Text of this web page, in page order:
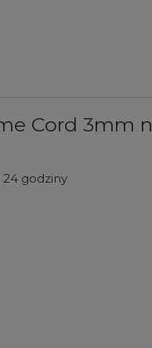
Cord 3mm
24 godziny